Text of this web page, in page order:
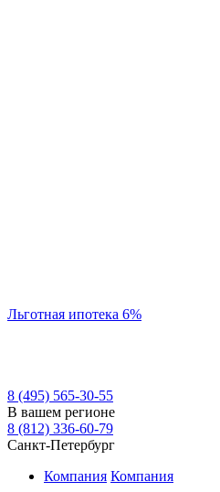
Льготная ипотека 6%
8 (495) 565-30-55
В вашем регионе
8 (812) 336-60-79
Санкт-Петербург
Компания Компания